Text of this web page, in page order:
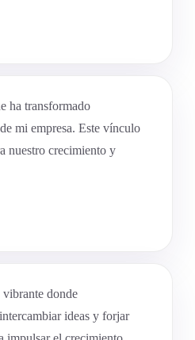
ha transformado
mi empresa. Este vínculo
nuestro crecimiento y
donde
ideas y forjar